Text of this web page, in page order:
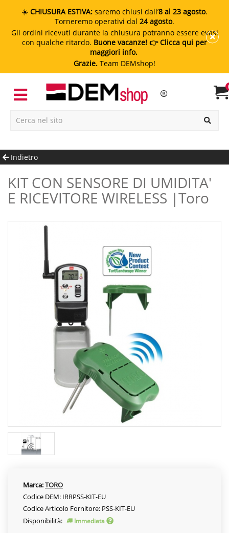
☀️ CHIUSURA ESTIVA: saremo chiusi dall’8 al 23 agosto.
Torneremo operativi dal 24 agosto.
Gli ordini ricevuti durante la chiusura potranno essere evasi
con qualche ritardo. Buone vacanze! 👉 Clicca qui per
maggiori info.
Grazie. Team DEMshop!
Indietro
KIT CON SENSORE DI UMIDITA'
E RICEVITORE WIRELESS |Toro
Marca:TORO
Codice DEM: IRRPSS-KIT-EU
Codice Articolo Fornitore: PSS-KIT-EU
Disponibilità:
Immediata